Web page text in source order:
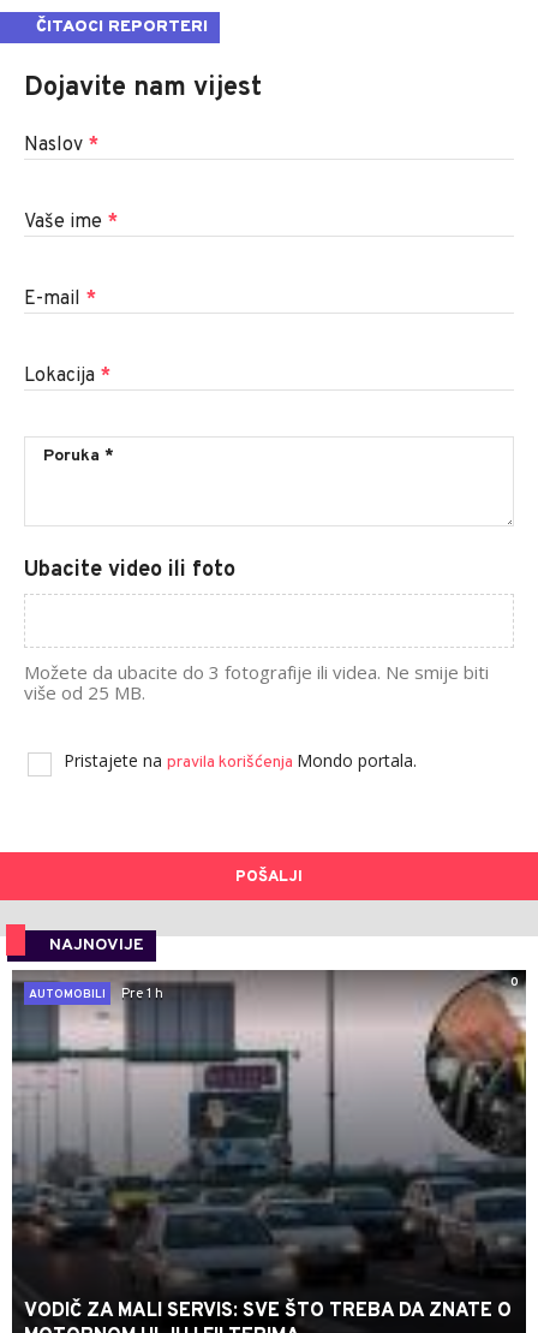
ČITAOCI REPORTERI
Dojavite nam vijest
Naslov *
Vaše ime *
E-mail *
Lokacija *
Ubacite video ili foto
Možete da ubacite do 3 fotografije ili videa. Ne smije biti
više od 25 MB.
Pristajete na pravila korišćenja Mondo portala.
POŠALJI
NAJNOVIJE
0
AUTOMOBILI
Pre 1 h
VODIČ ZA MALI SERVIS: SVE ŠTO TREBA DA ZNATE O